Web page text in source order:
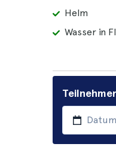
Helm
Wasser in